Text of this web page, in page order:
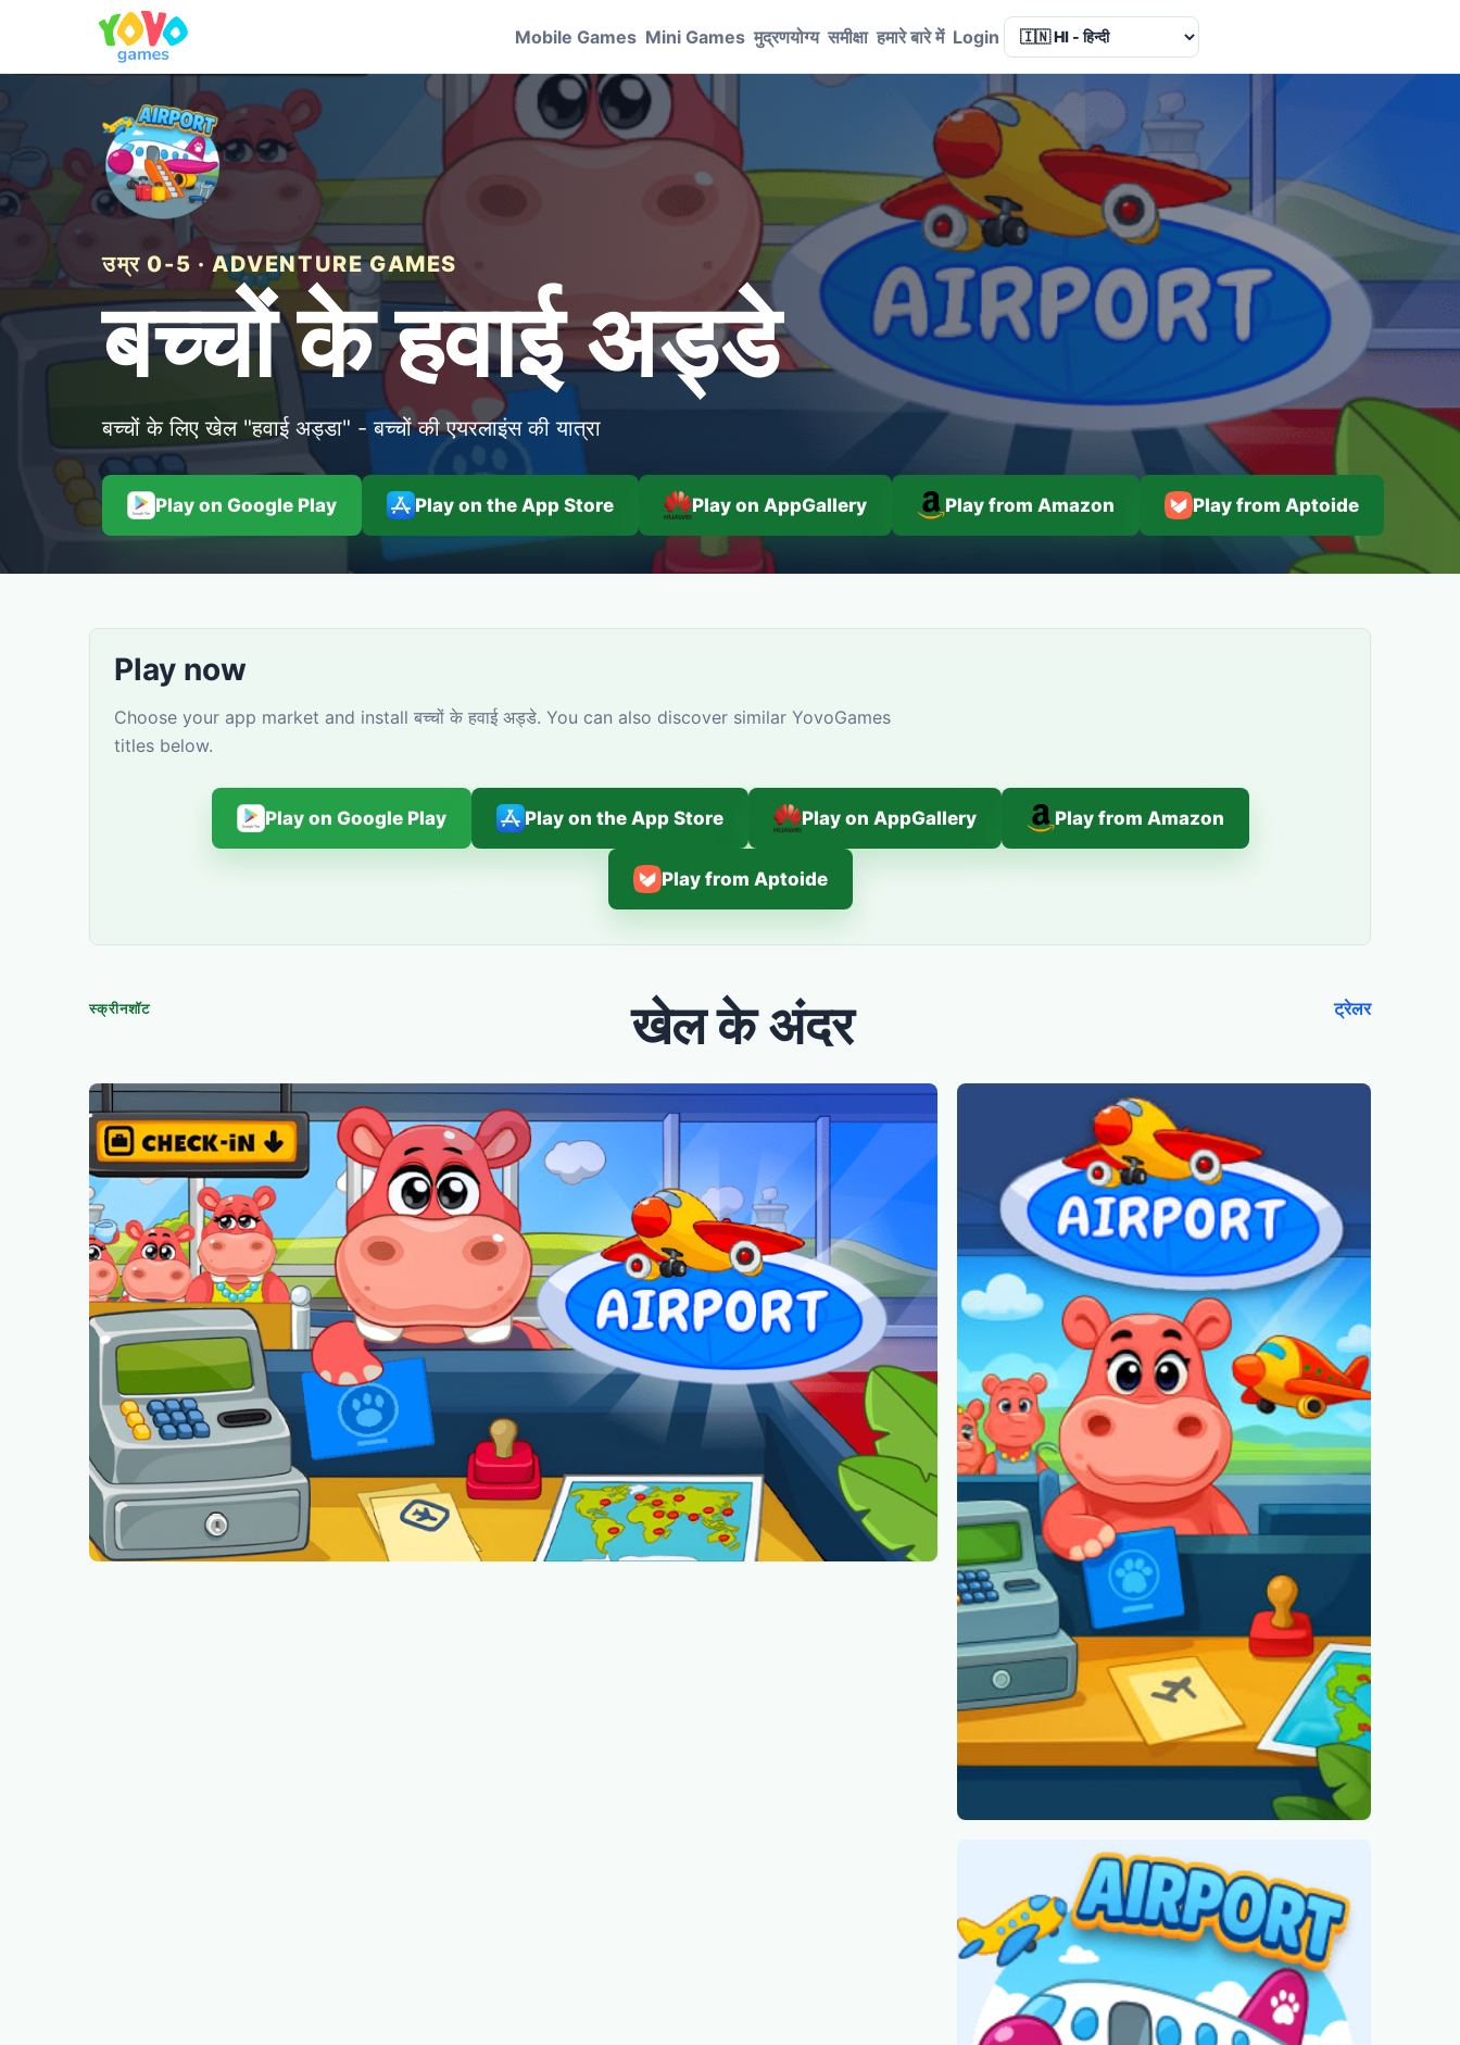
Mobile Games Mini Games मुद्रणयोग्य समीक्षा हमारे बारे में Login Language
उम्र 0-5 · ADVENTURE GAMES
बच्चों के हवाई अड्डे
बच्चों के लिए खेल "हवाई अड्डा" - बच्चों की एयरलाइंस की यात्रा
Play on Google Play Play on the App Store Play on AppGallery Play from Amazon Play from Aptoide
Play now
Choose your app market and install बच्चों के हवाई अड्डे. You can also discover similar YovoGames
titles below.
Play on Google Play Play on the App Store Play on AppGallery Play from Amazon
Play from Aptoide
स्क्रीनशॉट खेल के अंदर ट्रेलर